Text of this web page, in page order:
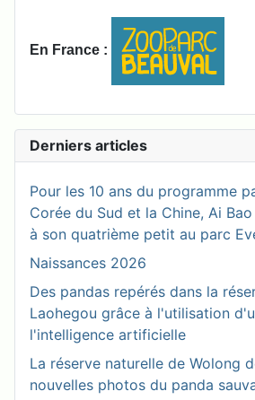
En France :
Derniers articles
Pour les 10 ans du programme
Corée du Sud et la Chine, Ai
à son quatrième petit au parc
Naissances 2026
Des pandas repérés dans la
Laohegou grâce à l'utilisation
l'intelligence artificielle
La réserve naturelle de Wolong
nouvelles photos du panda